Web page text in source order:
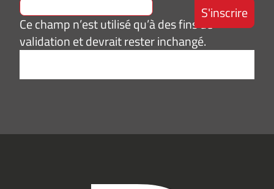
Ce champ n’est utilisé qu’à des fins de
validation et devrait rester inchangé.
e-